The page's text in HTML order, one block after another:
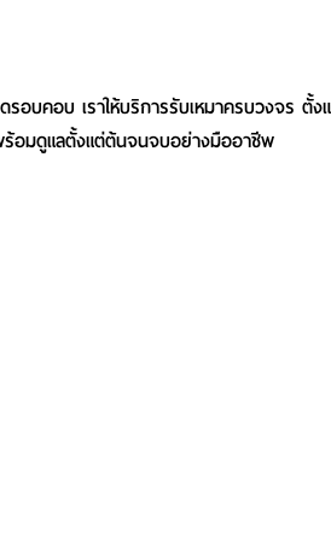
อบคอบ เราให้บริการรับเหมาครบวงจร ตั้
อมดูแลตั้งแต่ต้นจนจบอย่างมืออาชีพ